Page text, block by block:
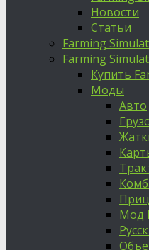
Новости
Статьи
Farming
Farming
Купить
Моды
Авто
Мод